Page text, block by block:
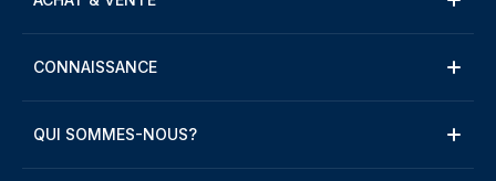
CONNAISSANCE
QUI SOMMES-NOUS?